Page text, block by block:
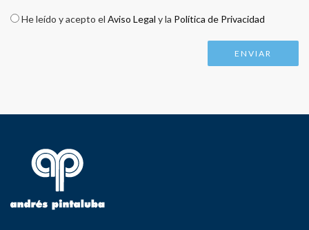
Check legal*
He leído y acepto el Aviso Legal y la Política de Privacidad